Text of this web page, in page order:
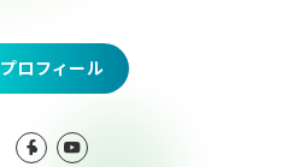
プロフィール